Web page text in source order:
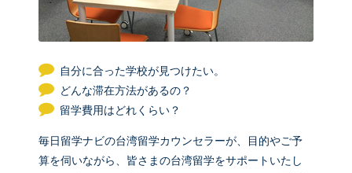
自分に合った学校が見つけたい。
どんな滞在方法があるの？
留学費用はどれくらい？
毎日留学ナビの台湾留学カウンセラーが、目的やご予
算を伺いながら、皆さまの台湾留学をサポートいたし